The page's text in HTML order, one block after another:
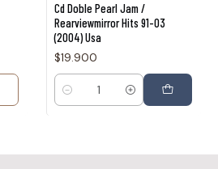
Cd Doble Pearl Jam /
Rearviewmirror Hits 91-03
(2004) Usa
$19.900
Cantidad